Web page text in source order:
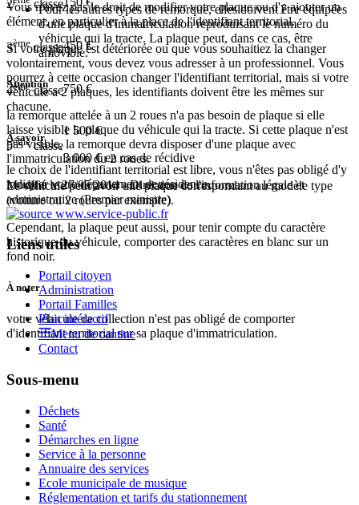
Vous n'avez pas le droit de modifier votre plaque ou d'y ajouter un
élément, en particulier à la place de l'identifiant territorial.
Si votre plaque est détériorée ou que vous souhaitiez la changer
volontairement, vous devez vous adresser à un professionnel. Vous
pourrez à cette occasion changer l'identifiant territorial, mais si votre
véhicule a 2 plaques, les identifiants doivent être les mêmes sur
chacune.
À savoir
le choix de l'identifiant territorial est libre, vous n'êtes pas obligé d'y
indiquer votre département de résidence.
Pour les autres types de remorque, elles doivent être équipées
d'une plaque d'immatriculation reproduisant le numéro du
véhicule qui la tracte. La plaque peut, dans ce cas, être
amovible.
Attention
la remorque attelée à un 2 roues n'a pas besoin de plaque si elle
laisse visible la plaque du véhicule qui la tracte. Si cette plaque n'est
pas visible, la remorque devra disposer d'une plaque avec
l'immatriculation du 2 roues.
Le véhicule peut avoir une plaque correspondant au modèle type
(voiture ou 2 roues par exemple).
Cependant, la plaque peut aussi, pour tenir compte du caractère
historique du véhicule, comporter des caractères en blanc sur un
fond noir.
À noter
votre véhicule de collection n'est pas obligé de comporter
d'identifiant territorial sur sa plaque d'immatriculation.
2 classe
3èmeclasse450 €
4èmeclasse750 €
5èmeclasse
1 500 €
3 000 €en cas de récidive
Modifié le 27/05/2014 - Direction de l'information légale et
administrative (Premier ministre)
Liens utiles
Portail citoyen
Administration
Portail Familles
Plan intéractif
Menu de cantine
Contact
Sous-menu
Déchets
Santé
Démarches en ligne
Service à la personne
Annuaire des services
Ecole municipale de musique
Réglementation et tarifs du stationnement